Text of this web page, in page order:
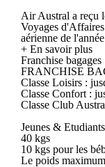
Air Austral a reçu
Voyages
aérienne de
+ En savoir plus
Franchise bagages
FRANCHISE
Classe Loisirs :
Classe Confort :
Classe Club
Jeunes &
40 kgs
10 kgs pour les
Le poids